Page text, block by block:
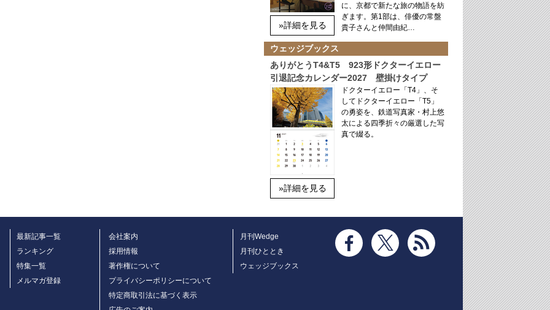
»詳細を見る
に、京都で新たな旅の物語を紡
ぎます。第1部は、俳優の常盤
貴子さんと仲間由紀…
ウェッジブックス
ありがとうT4&T5 923形ドクターイエロー
引退記念カレンダー2027 壁掛けタイプ
»詳細を見る
ドクターイエロー「T4」、そ
してドクターイエロー「T5」
の勇姿を、鉄道写真家・村上悠
太による四季折々の厳選した写
真で綴る。
最新記事一覧
ランキング
特集一覧
メルマガ登録
会社案内
採用情報
著作権について
プライバシーポリシーについて
特定商取引法に基づく表示
月刊Wedge
月刊ひととき
ウェッジブックス